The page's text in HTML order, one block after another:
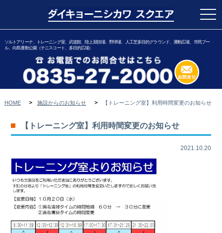
ソルトアリーナ、トレーニング室、武道館、陸上競技場、野球場、人工芝多目的グラウンド、運動広場、市民プー
ル、向島運動公園（テニスコート、多目的広場）
HOME 施設からのお知らせ 【トレーニング室】利用時間変更のお知らせ
【トレーニング室】利用時間変更のお知らせ
2021.10.20